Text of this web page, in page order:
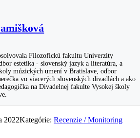
Filozofickú fakultu Univerzity
estetika - slovenský jazyk a literatúra, a
múzických umení v Bratislave, odbor
vo viacerých slovenských divadlách a ako
na Divadelnej fakulte Vysokej školy
2022Kategórie:Recenzie / Monitoring